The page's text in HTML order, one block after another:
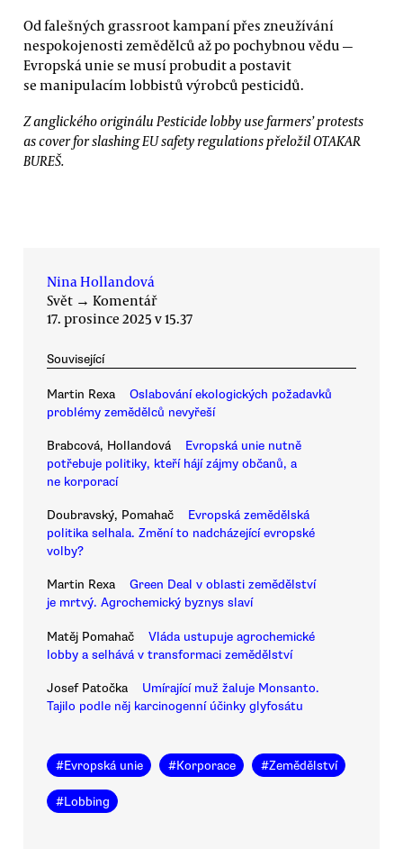
Od falešných grassroot kampaní přes zneužívání
nespokojenosti zemědělců až po pochybnou vědu —
Evropská unie se musí probudit a postavit
se manipulacím lobbistů výrobců pesticidů.
Z anglického originálu Pesticide lobby use farmers’ protests
as cover for slashing EU safety regulations přeložil OTAKAR
BUREŠ.
Nina Hollandová
Svět → Komentář
17. prosince 2025 v 15.37
Související
Martin Rexa
Oslabování ekologických požadavků
problémy zemědělců nevyřeší
Brabcová, Hollandová
Evropská unie nutně
potřebuje politiky, kteří hájí zájmy občanů, a
ne korporací
Doubravský, Pomahač
Evropská zemědělská
politika selhala. Změní to nadcházející evropské
volby?
Martin Rexa
Green Deal v oblasti zemědělství
je mrtvý. Agrochemický byznys slaví
Matěj Pomahač
Vláda ustupuje agrochemické
lobby a selhává v transformaci zemědělství
Josef Patočka
Umírající muž žaluje Monsanto.
Tajilo podle něj karcinogenní účinky glyfosátu
#Evropská unie #Korporace #Zemědělství
#Lobbing